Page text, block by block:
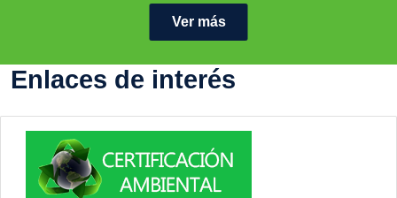
Ver más
Enlaces de interés